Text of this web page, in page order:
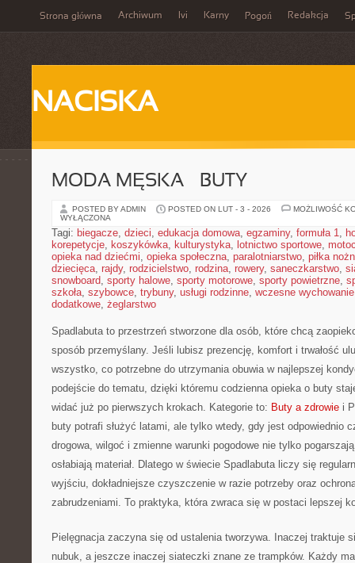
Strona główna Archiwum Ivi Karny Pogoń Redakcja
NACISKA
MODA MĘSKA – BUTY
POSTED BY ADMIN POSTED ON LUT - 3 - 2026
MOŻLIWOŚĆ
WYŁĄCZONA
Tagi: biegacze, dzieci, edukacja domowa, egzaminy, formuła 1,
korepetycje, koszykówka, kulturystyka, lotnictwo sportowe,
opieka nad dziećmi, opieka społeczna, paralotniarstwo, piłka
dziecięca, rajdy, rodzicielstwo, rodzina, rowery, saneczkarstwo,
snowboard, sporty halowe, sporty motorowe, sporty powietrzne,
szkoła, szybowce, trybuny, usługi rodzinne, wczesne wychowanie
dodatkowe, żeglarstwo
Spadlabuta to przestrzeń stworzone dla osób, które chcą
sposób przemyślany. Jeśli lubisz prezencję, komfort i trwałość
wszystko, co potrzebne do utrzymania obuwia w najlepszej
podejście do tematu, dzięki któremu codzienna opieka o buty
widać już po pierwszych krokach. Kategorie to: Buty a zdrowie i
buty potrafi służyć latami, ale tylko wtedy, gdy jest odpowiednio
drogowa, wilgoć i zmienne warunki pogodowe nie tylko
osłabiają materiał. Dlatego w świecie Spadlabuta liczy się
wyjściu, dokładniejsze czyszczenie w razie potrzeby oraz
zabrudzeniami. To praktyka, która zwraca się w postaci lepszej
Pielęgnacja zaczyna się od ustalenia tworzywa. Inaczej traktuje
nubuk, a jeszcze inaczej siateczki znane ze trampków. Każdy